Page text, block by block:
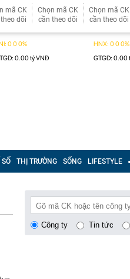
mã CK
dõi
Chọn mã CK
cần theo dõi
Chọn mã CK
cần theo dõi
THỊ TRƯỜNG SỐNG LIFESTYLE
Công ty Tin tức